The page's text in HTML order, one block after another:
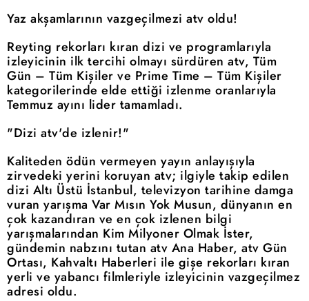
Yaz akşamlarının vazgeçilmezi atv oldu!
Reyting rekorları kıran dizi ve programlarıyla
izleyicinin ilk tercihi olmayı sürdüren atv, Tüm
Gün – Tüm Kişiler ve Prime Time – Tüm Kişiler
kategorilerinde elde ettiği izlenme oranlarıyla
Temmuz ayını lider tamamladı.
"Dizi atv'de izlenir!"
Kaliteden ödün vermeyen yayın anlayışıyla
zirvedeki yerini koruyan atv; ilgiyle takip edilen
dizi Altı Üstü İstanbul, televizyon tarihine damga
vuran yarışma Var Mısın Yok Musun, dünyanın en
çok kazandıran ve en çok izlenen bilgi
yarışmalarından Kim Milyoner Olmak İster,
gündemin nabzını tutan atv Ana Haber, atv Gün
Ortası, Kahvaltı Haberleri ile gişe rekorları kıran
yerli ve yabancı filmleriyle izleyicinin vazgeçilmez
adresi oldu.